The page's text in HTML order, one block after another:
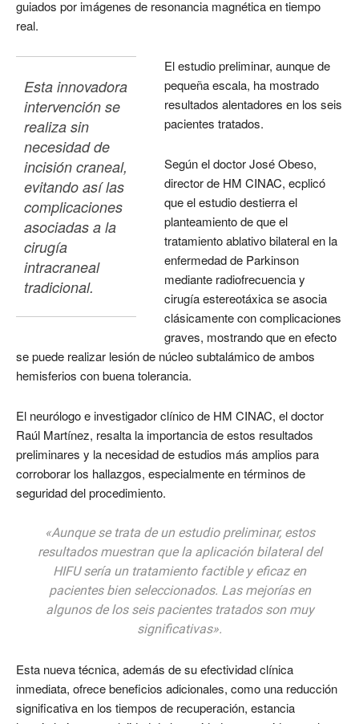
guiados por imágenes de resonancia magnética en tiempo
real.
Esta innovadora
intervención se
realiza sin
necesidad de
incisión craneal,
evitando así las
complicaciones
asociadas a la
cirugía
intracraneal
tradicional.
El estudio preliminar, aunque de
pequeña escala, ha mostrado
resultados alentadores en los seis
pacientes tratados.
Según el doctor José Obeso,
director de HM CINAC, ecplicó
que el estudio destierra el
planteamiento de que el
tratamiento ablativo bilateral en la
enfermedad de Parkinson
mediante radiofrecuencia y
cirugía estereotáxica se asocia
clásicamente con complicaciones
graves, mostrando que en efecto
se puede realizar lesión de núcleo subtalámico de ambos
hemisferios con buena tolerancia.
El neurólogo e investigador clínico de HM CINAC, el doctor
Raúl Martínez, resalta la importancia de estos resultados
preliminares y la necesidad de estudios más amplios para
corroborar los hallazgos, especialmente en términos de
seguridad del procedimiento.
«Aunque se trata de un estudio preliminar, estos
resultados muestran que la aplicación bilateral del
HIFU sería un tratamiento factible y eficaz en
pacientes bien seleccionados. Las mejorías en
algunos de los seis pacientes tratados son muy
significativas».
Esta nueva técnica, además de su efectividad clínica
inmediata, ofrece beneficios adicionales, como una reducción
significativa en los tiempos de recuperación, estancia